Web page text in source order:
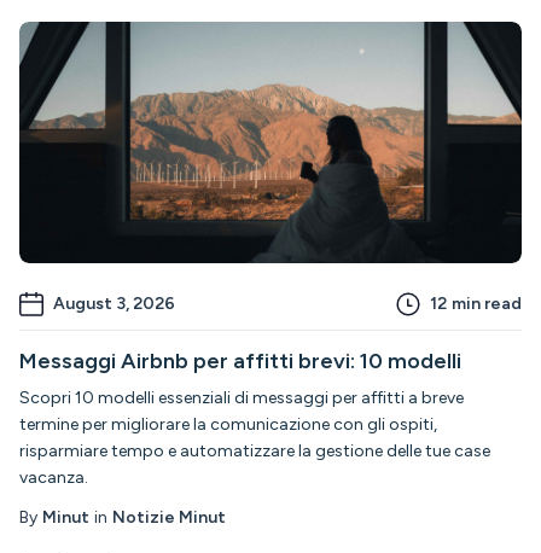
August 3, 2026 12 min read
Messaggi Airbnb per affitti brevi: 10 modelli
Scopri 10 modelli essenziali di messaggi per affitti a breve
termine per migliorare la comunicazione con gli ospiti,
risparmiare tempo e automatizzare la gestione delle tue case
vacanza.
By Minut in Notizie Minut